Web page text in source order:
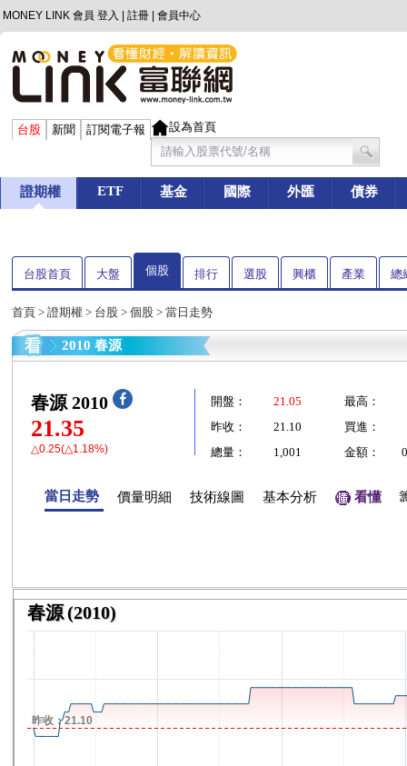
MONEY LINK 會員 登入 註冊 會員中心
台股 新聞 訂閱電子報 設為首頁
證期權 ETF 基金 國際 外匯 債券
台股首頁 大盤 個股 排行 選股 興櫃 產業 總
首頁 > 證期權 > 台股 > 個股 > 當日走勢
2010 春源
春源 2010
21.35
△0.25(△1.18%)
開盤： 21.05
最高：
昨收：
21.10
買進：
總量：
1,001 金額：
當日走勢 價量明細 技術線圖 基本分析 看懂